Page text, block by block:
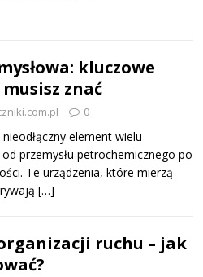
kluczowe
znać
0
element wielu
przemysłu petrochemicznego po
Te urządzenia, które mierzą
[…]
ruchu – jak